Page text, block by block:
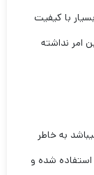
با کیفیت
امر نداشته
به خاطر
استفاده شده و